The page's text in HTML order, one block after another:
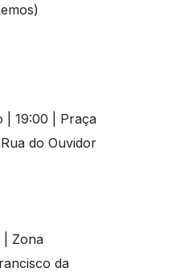
| 19:00 | Praça
do Ouvidor
| Zona
da